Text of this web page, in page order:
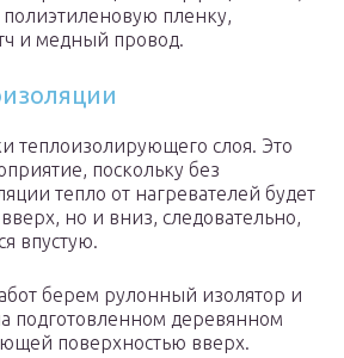
пленку,
и медный провод.
теплоизолирующего слоя. Это
поскольку без
тепло от нагревателей будет
но и вниз, следовательно,
впустую.
берем рулонный изолятор и
подготовленном деревянном
поверхностью вверх.